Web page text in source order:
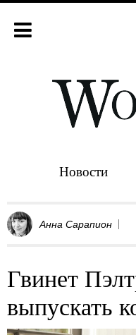
Новости
Анна Сарапион
Гвинет
выпускать